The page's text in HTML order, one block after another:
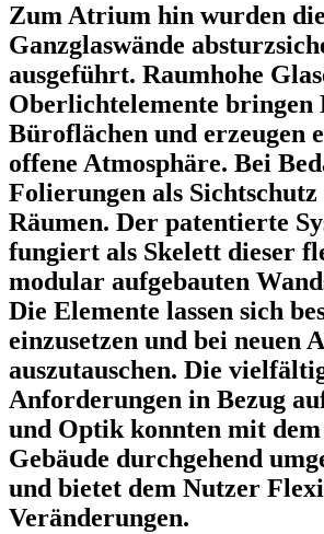
Zum Atrium hin wurden die
Ganzglaswände
ausgeführt. Raumhohe
Oberlichtelemente bringen
Büroflächen und erzeugen
offene Atmosphäre. Bei
Folierungen als Sichtschutz
Räumen. Der patentierte
fungiert als Skelett dieser
modular aufgebauten
Die Elemente lassen sich
einzusetzen und bei neuen
auszutauschen. Die
Anforderungen in Bezug
und Optik konnten mit dem
Gebäude durchgehend
und bietet dem Nutzer
Veränderungen.